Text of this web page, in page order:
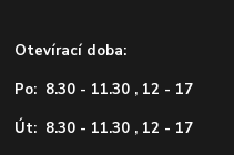
Otevírací doba:
Po: 8.30 - 11.30 , 12 - 17
Út: 8.30 - 11.30 , 12 - 17